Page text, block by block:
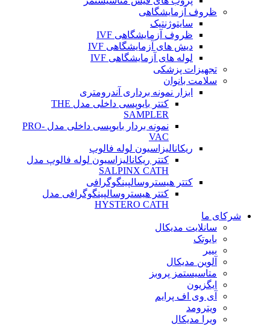
ظروف آزمایشگاهی
سایتوژنتیک
ظروف آزمایشگاهی IVF
دیش های آزمایشگاهی IVF
لوله های آزمایشگاهی IVF
تجهیزات پزشکی
سلامت بانوان
ابزار نمونه برداری آندرومتری
کتتر بایوپسی داخلی مدل THE
SAMPLER
نمونه بردار بایوپسی داخلی مدل PRO-
VAC
ریکانالیزاسیون لوله فالوپ
کتتر ریکانالیزاسیون لوله فالوپ مدل
SALPINX CATH
کتتر هیستروسالپینگوگرافی
کتتر هیستروسالپینگوگرافی مدل
HYSTERO CATH
شرکای ما
سانلایت مدیکال
بایوتک
بییر
آلوین مدیکال
متاسیستمز پروبز
ایگزیون
آی وی اف پرایم
ویترومد
ویرا مدیکال